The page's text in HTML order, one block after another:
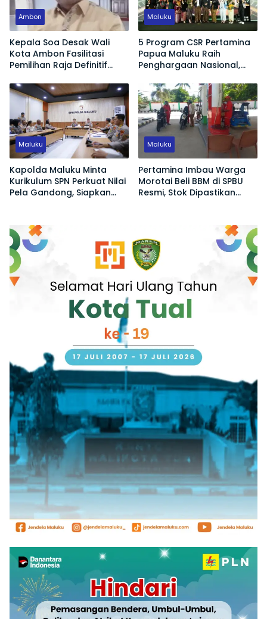
Ambon
Kepala Soa Desak Wali
Kota Ambon Fasilitasi
Pemilihan Raja Definitif
Maluku
5 Program CSR Pertamina
Papua Maluku Raih
Penghargaan Nasional,
Ekonomi hingga Konservasi
Lingkungan
Maluku
Kapolda Maluku Minta
Kurikulum SPN Perkuat Nilai
Pela Gandong, Siapkan
Maluku
Pertamina Imbau Warga
Morotai Beli BBM di SPBU
Resmi, Stok Dipastikan